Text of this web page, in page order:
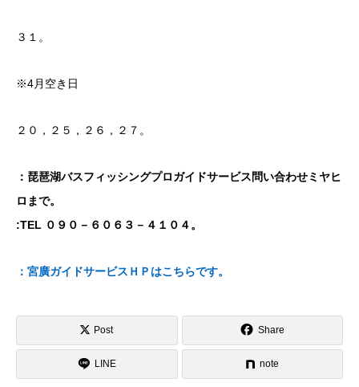
３１。
※4月空き日
２０，２５，２６，２７。
：琵琶湖バスフィッシングプロガイドサービス問い合わせミヤヒ
ロまで。
:TEL ０９０－６０６３－４１０４。
：宮廣ガイドサービスＨＰはこちらです。
Post Share
LINE note